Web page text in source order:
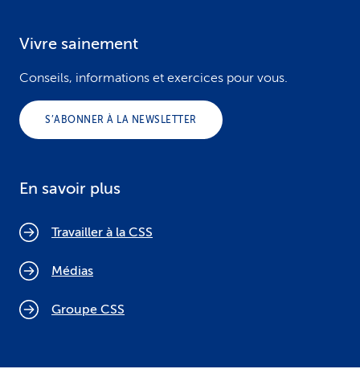
Vivre sainement
Conseils, informations et exercices pour vous.
S’ABONNER À LA NEWSLETTER
En savoir plus
Travailler à la CSS
Médias
Groupe CSS